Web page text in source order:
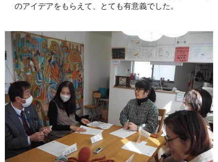
のアイデアをもらえて、とても有意義でした。